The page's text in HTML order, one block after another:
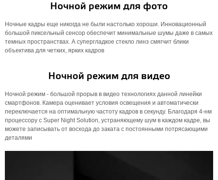
Ночной режим для фото
Ночные кадры еще никогда не были настолько хороши. Инновационный
большой пиксельный сенсор обеспечит минимальные шумы даже в самых
темных пространствах. А супергладкое стекло линз смягчит блики
объектива для четких, ярких кадров
Ночной режим для видео
Ночной режим - большой прорыв в видео технологиях данной линейки
смартфонов. Камера оценивает условия освещения и автоматически
переключается на оптимальную частоту кадров в секунду. Благодаря 4-нм
процессору с Super Night Solution, устраняющему шум в каждом кадре, вы
можете записывать от восхода до заката с постоянными потрясающими
деталями